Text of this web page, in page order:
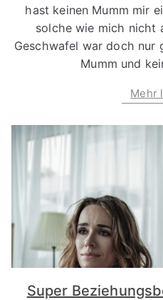
hast keinen Mumm mir
solche wie mich nicht
Geschwafel war doch nur
Mumm und
Mehr
Super